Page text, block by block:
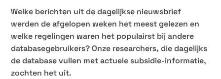
Welke berichten uit de dagelijkse nieuwsbrief
werden de afgelopen weken het meest gelezen en
welke regelingen waren het populairst bij andere
databasegebruikers? Onze researchers, die dagelijks
de database vullen met actuele subsidie-informatie,
zochten het uit.